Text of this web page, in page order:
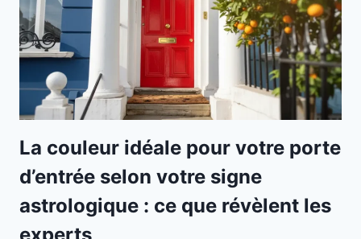
La couleur idéale pour votre porte
d’entrée selon votre signe
astrologique : ce que révèlent les